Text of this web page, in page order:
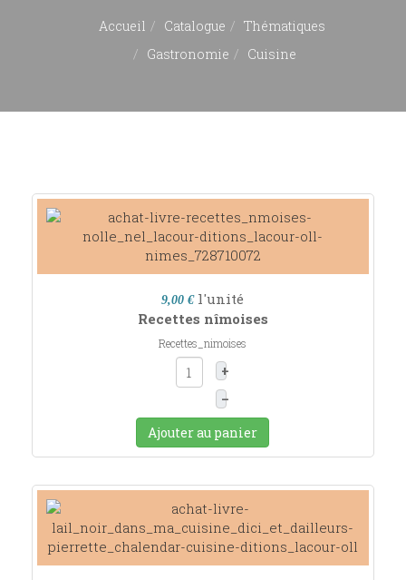
Accueil Catalogue
Thématiques
Gastronomie
Cuisine
9,00 € l'unité
Recettes nîmoises
Recettes_nimoises
+
–
Ajouter au panier